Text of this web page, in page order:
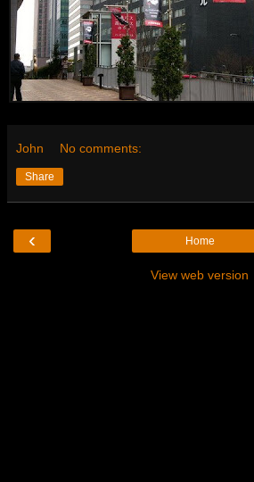
John No comments:
Share
‹ Home
View web version